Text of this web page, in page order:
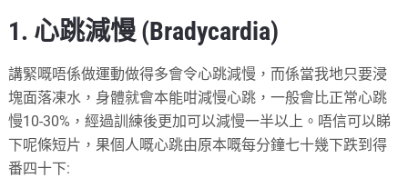
1. 心跳減慢 (Bradycardia)
講緊嘅唔係做運動做得多會令心跳減慢，而係當我地只要浸
塊面落凍水，身體就會本能咁減慢心跳，一般會比正常心跳
慢10-30%，經過訓練後更加可以減慢一半以上。唔信可以睇
下呢條短片，果個人嘅心跳由原本嘅每分鐘七十幾下跌到得
番四十下: